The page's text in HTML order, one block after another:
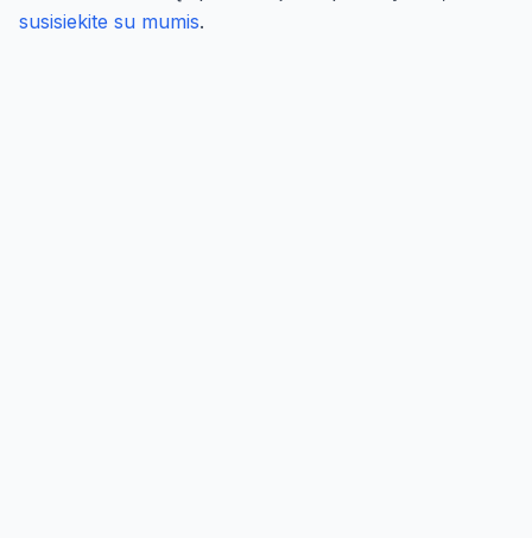
susisiekite su mumis.